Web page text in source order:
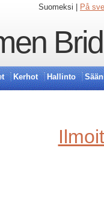
Suomeksi | På
Kerhot Hallinto